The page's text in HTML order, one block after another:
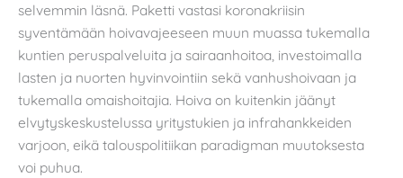
selvemmin läsnä. Paketti vastasi koronakriisin
syventämään hoivavajeeseen muun muassa tukemalla
kuntien peruspalveluita ja sairaanhoitoa, investoimalla
lasten ja nuorten hyvinvointiin sekä vanhushoivaan ja
tukemalla omaishoitajia. Hoiva on kuitenkin jäänyt
elvytyskeskustelussa yritystukien ja infrahankkeiden
varjoon, eikä talouspolitiikan paradigman muutoksesta
voi puhua.